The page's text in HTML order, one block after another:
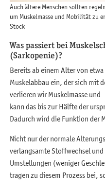
Auch ältere Menschen sollten
um Muskelmasse und Mobilität zu
Stock
Was passiert bei
(Sarkopenie)?
Bereits ab einem Alter von
Muskelabbau ein, der sich mit
verlieren wir Muskelmasse
kann das bis zur Hälfte der
Dadurch wird die Funktion der
Nicht nur der normale
verlangsamte Stoffwechsel
Umstellungen (weniger
tragen zu diesem Prozess bei,